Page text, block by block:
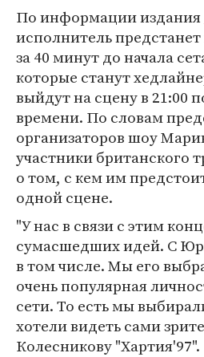
По информации издания
исполнитель
за 40 минут до начала
которые станут
выйдут на сцену в 21:00
времени. По словам
организаторов шоу
участники британского
о том, с кем им
одной сцене.
"У нас в связи с этим
сумасшедших идей. С
в том числе. Мы его
очень популярная
сети. То есть мы
хотели видеть сами
Колесникову "Хартия'97".